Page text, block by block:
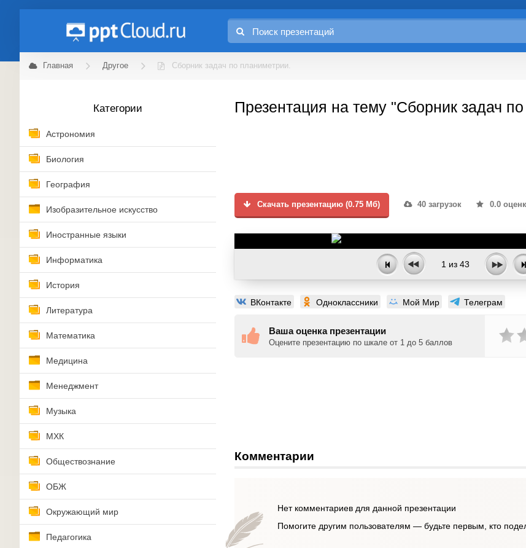
Главная Другое Сборник задач по планиметрии.
Категории
Астрономия
Биология
География
Изобразительное искусство
Иностранные языки
Информатика
История
Литература
Математика
Медицина
Менеджмент
Музыка
МХК
Обществознание
ОБЖ
Окружающий мир
Педагогика
Презентация на тему "Сборник задач
Скачать презентацию (0.75 Мб) 40 загрузок 0.0
1 из 43
ВКонтакте Одноклассники Мой Мир Телеграм
Ваша оценка презентации
Оцените презентацию по шкале от 1 до 5 баллов
Комментарии
Нет комментариев для данной презентации
Помогите другим пользователям — будьте первым, кто